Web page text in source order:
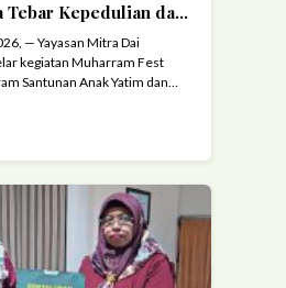
Tebar Kepedulian dan
Santunan Anak
— Yayasan Mitra Dai
kegiatan Muharram Fest
Santunan Anak Yatim dan
di Masjid Aisah Surabaya.
dalam menghadirkan
anak yatim dan piatu.
dengan ...Read more